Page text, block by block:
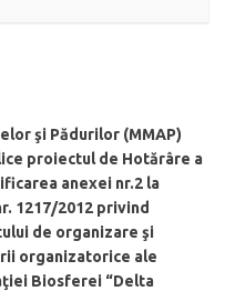
şi Pădurilor (MMAP)
proiectul de Hotărâre a
anexei nr.2 la
1217/2012 privind
de organizare şi
organizatorice ale
Biosferei “Delta